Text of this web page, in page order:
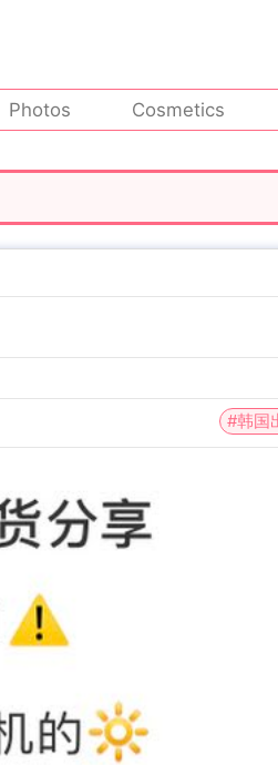
Photos Cosmetics
#韩国